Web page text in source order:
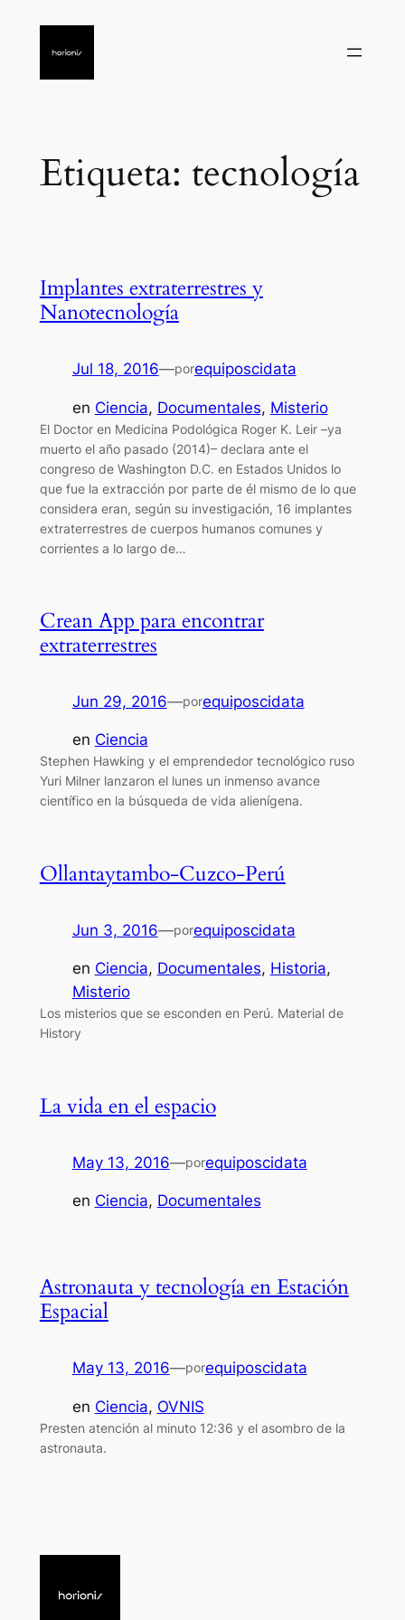
Etiqueta: tecnología
Implantes extraterrestres y
Nanotecnología
Jul 18, 2016—porequiposcidata
en Ciencia, Documentales, Misterio
El Doctor en Medicina Podológica Roger K. Leir –ya
muerto el año pasado (2014)– declara ante el
congreso de Washington D.C. en Estados Unidos lo
que fue la extracción por parte de él mismo de lo que
considera eran, según su investigación, 16 implantes
extraterrestres de cuerpos humanos comunes y
corrientes a lo largo de…
Crean App para encontrar
extraterrestres
Jun 29, 2016—porequiposcidata
en Ciencia
Stephen Hawking y el emprendedor tecnológico ruso
Yuri Milner lanzaron el lunes un inmenso avance
científico en la búsqueda de vida alienígena.
Ollantaytambo-Cuzco-Perú
Jun 3, 2016—porequiposcidata
en Ciencia, Documentales, Historia
Misterio
Los misterios que se esconden en Perú. Material de
History
La vida en el espacio
May 13, 2016—porequiposcidata
en Ciencia, Documentales
Astronauta y tecnología en Estación
Espacial
May 13, 2016—porequiposcidata
en Ciencia, OVNIS
Presten atención al minuto 12:36 y el asombro de la
astronauta.